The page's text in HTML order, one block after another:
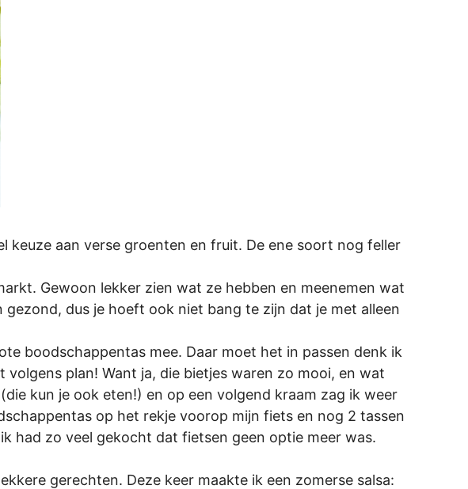
keuze aan verse groenten en fruit. De ene soort nog feller
Gewoon lekker zien wat ze hebben en meenemen wat
dus je hoeft ook niet bang te zijn dat je met alleen
boodschappentas mee. Daar moet het in passen denk ik
plan! Want ja, die bietjes waren zo mooi, en wat
kun je ook eten!) en op een volgend kraam zag ik weer
op het rekje voorop mijn fiets en nog 2 tassen
had zo veel gekocht dat fietsen geen optie meer was.
gerechten. Deze keer maakte ik een zomerse salsa: